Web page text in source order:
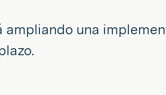
una